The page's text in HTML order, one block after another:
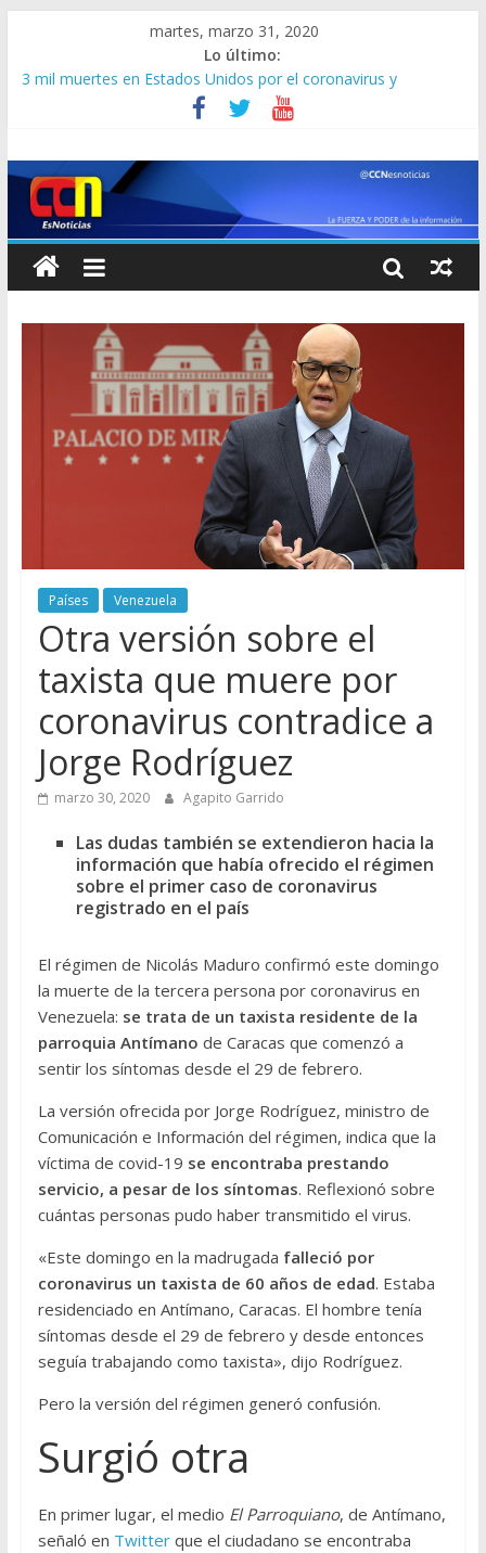
martes, marzo 31, 2020
Lo último:
3 mil muertes en Estados Unidos por el coronavirus y
contagiados se disparan a 163 mil
Saab desestima actuación de Colombia en respuesta a
Más de 36.000 muertos por el virus en todo el mundo
¡ALERTA! 330 venezolanos se encuentran varados en
Colombia tras cierre de fronteras por el covid-19
Ni el cantante uruguayo Jorge Drexler se salvó del coronavirus
Países Venezuela
Otra versión sobre el
taxista que muere por
coronavirus contradice a
Jorge Rodríguez
marzo 30, 2020 Agapito Garrido
Las dudas también se extendieron hacia la
información que había ofrecido el régimen
sobre el primer caso de coronavirus
registrado en el país
El régimen de Nicolás Maduro confirmó este domingo
la muerte de la tercera persona por coronavirus en
Venezuela: se trata de un taxista residente de la
parroquia Antímano de Caracas que comenzó a
sentir los síntomas desde el 29 de febrero.
La versión ofrecida por Jorge Rodríguez, ministro de
Comunicación e Información del régimen, indica que la
víctima de covid-19 se encontraba prestando
servicio, a pesar de los síntomas. Reflexionó sobre
cuántas personas pudo haber transmitido el virus.
«Este domingo en la madrugada falleció por
coronavirus un taxista de 60 años de edad. Estaba
residenciado en Antímano, Caracas. El hombre tenía
síntomas desde el 29 de febrero y desde entonces
seguía trabajando como taxista», dijo Rodríguez.
Pero la versión del régimen generó confusión.
Surgió otra
En primer lugar, el medio El Parroquiano, de Antímano,
señaló en Twitterque el ciudadano se encontraba